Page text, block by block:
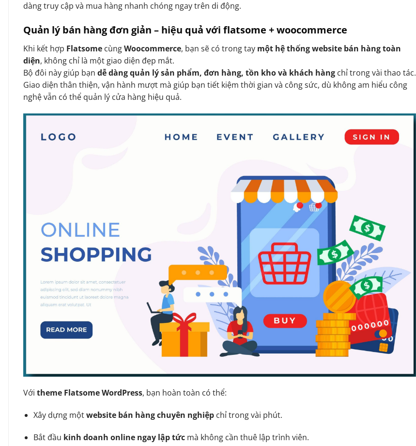
dàng truy cập và mua hàng nhanh chóng ngay trên di động.
Quản lý bán hàng đơn giản – hiệu quả với flatsome + woocommerce
Khi kết hợp Flatsome cùngWoocommerce, bạn sẽ có trong tay một hệ thống website bán hàng toàn
diện, không chỉ là một giao diện đẹp mắt.
Bộ đôi này giúp bạn dễ dàng quản lý sản phẩm, đơn hàng, tồn kho và khách hàng chỉ trong vài thao tác.
Giao diện thân thiện, vận hành mượt mà giúp bạn tiết kiệm thời gian và công sức, dù không am hiểu công
nghệ vẫn có thể quản lý cửa hàng hiệu quả.
Với theme Flatsome WordPress, bạn hoàn toàn có thể:
Xây dựng mộtwebsite bán hàng chuyên nghiệpchỉ trong vài phút.
Bắt đầu kinh doanh online ngay lập tứcmà không cần thuê lập trình viên.